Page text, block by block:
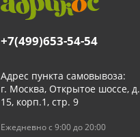
+7(499)653-54-54
Адрес пункта самовывоза:
г. Москва, Открытое шоссе, д.
15, корп.1, стр. 9
Ежедневно с 9:00 до 20:00